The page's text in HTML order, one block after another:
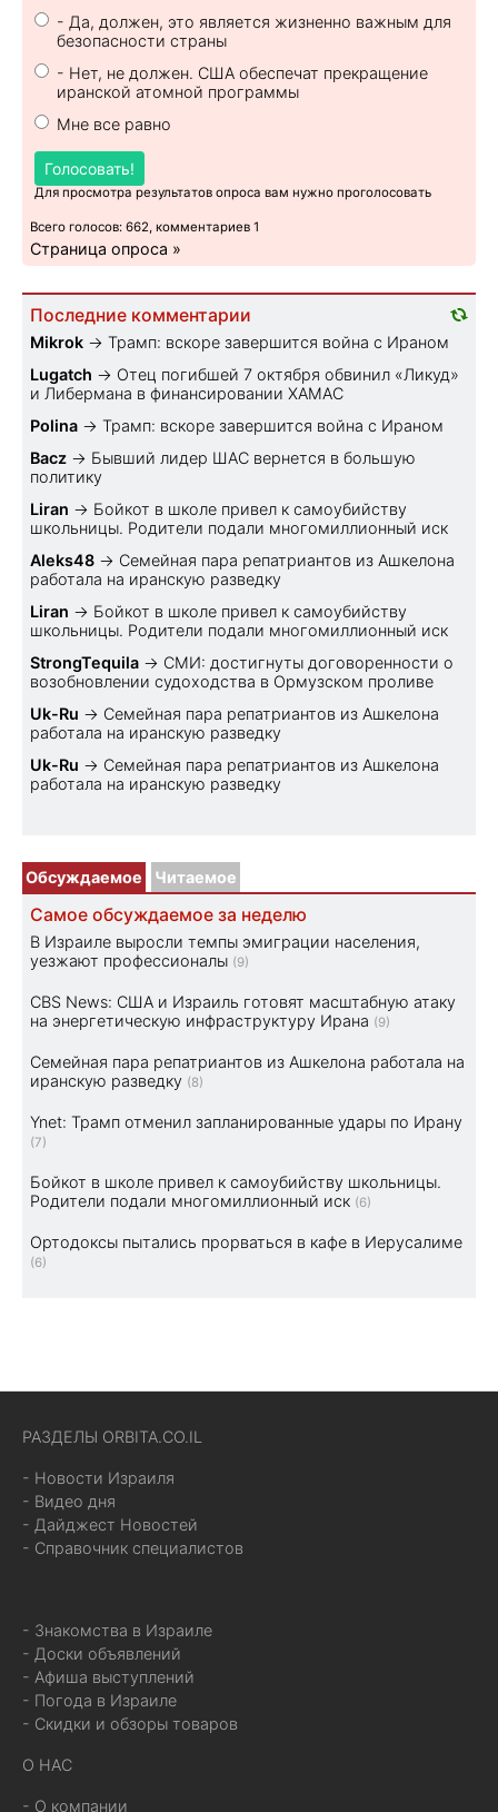
- Да, должен, это является жизненно важным для
безопасности страны
- Нет, не должен. США обеспечат прекращение
иранской атомной программы
Мне все равно
Голосовать!
Для просмотра результатов опроса вам нужно проголосовать
Всего голосов: 662, комментариев 1
Страница опроса »
Последние комментарии
Mikrok → Трамп: вскоре завершится война с Ираном
Lugatch → Отец погибшей 7 октября обвинил «Ликуд»
и Либермана в финансировании ХАМАС
Polina → Трамп: вскоре завершится война с Ираном
Bacz → Бывший лидер ШАС вернется в большую
политику
Liran → Бойкот в школе привел к самоубийству
школьницы. Родители подали многомиллионный иск
Aleks48 → Семейная пара репатриантов из Ашкелона
работала на иранскую разведку
Liran → Бойкот в школе привел к самоубийству
школьницы. Родители подали многомиллионный иск
StrongTequila → СМИ: достигнуты договоренности о
возобновлении судоходства в Ормузском проливе
Uk-Ru → Семейная пара репатриантов из Ашкелона
работала на иранскую разведку
Uk-Ru → Семейная пара репатриантов из Ашкелона
работала на иранскую разведку
Обсуждаемое Читаемое
Самое обсуждаемое за неделю
В Израиле выросли темпы эмиграции населения,
уезжают профессионалы (9)
CBS News: США и Израиль готовят масштабную атаку
на энергетическую инфраструктуру Ирана (9)
Семейная пара репатриантов из Ашкелона работала на
иранскую разведку (8)
Ynet: Трамп отменил запланированные удары по Ирану
(7)
Бойкот в школе привел к самоубийству школьницы.
Родители подали многомиллионный иск (6)
Ортодоксы пытались прорваться в кафе в Иерусалиме
(6)
РАЗДЕЛЫ ORBITA.CO.IL
- Новости Израиля
- Видео дня
- Дайджест Новостей
- Справочник специалистов
- Знакомства в Израиле
- Доски объявлений
- Афиша выступлений
- Погода в Израиле
- Скидки и обзоры товаров
О НАС
- О компании